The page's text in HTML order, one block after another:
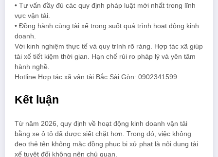
• Tư vấn đầy đủ các quy định pháp luật mới nhất trong lĩnh
vực vận tải.
• Đồng hành cùng tài xế trong suốt quá trình hoạt động kinh
doanh.
Với kinh nghiệm thực tế và quy trình rõ ràng. Hợp tác xã giúp
tài xế tiết kiệm thời gian. Hạn chế rủi ro pháp lý và yên tâm
hành nghề.
Hotline Hợp tác xã vận tải Bắc Sài Gòn: 0902341599.
Kết luận
Từ năm 2026, quy định về hoạt động kinh doanh vận tải
bằng xe ô tô đã được siết chặt hơn. Trong đó, việc không
đeo thẻ tên không mặc đồng phục bị xử phạt là nội dung tài
xế tuyệt đối không nên chủ quan.